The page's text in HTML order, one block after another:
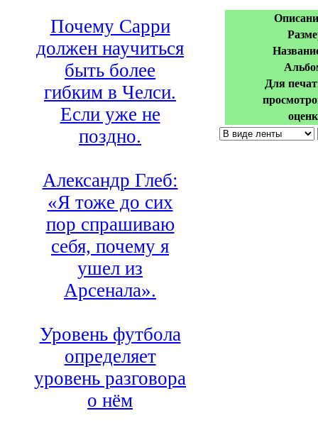
Почему Сарри
должен научиться
быть более
гибким в Челси.
Если уже не
поздно.
Александр Глеб:
«Я тоже до сих
пор спрашиваю
себя, почему я
ушел из
Арсенала».
Уровень футбола
определяет
уровень разговора
о нём
Для